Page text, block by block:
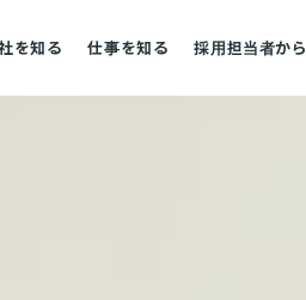
を知る 仕事を知る 採用担当者から